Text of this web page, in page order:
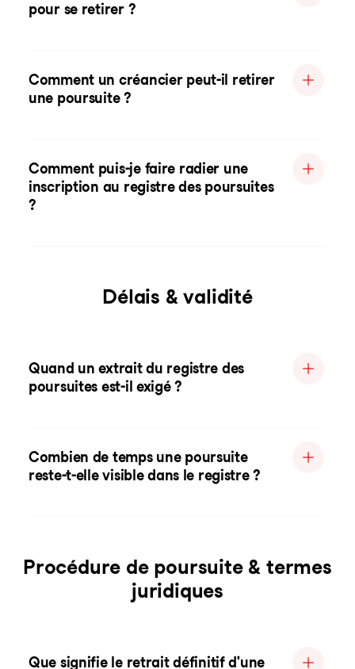
pour se retirer ?
Comment un créancier peut-il retirer
une poursuite ?
Comment puis-je faire radier une
inscription au registre des poursuites
?
Délais & validité
Quand un extrait du registre des
poursuites est-il exigé ?
Combien de temps une poursuite
reste-t-elle visible dans le registre ?
Procédure de poursuite & termes
juridiques
Que signifie le retrait définitif d'une